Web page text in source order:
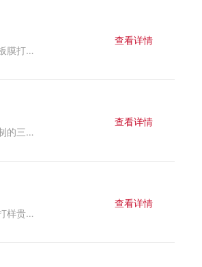
📍广州建博会11.1馆B09 工正智能 ✅ 木纹肌理UV改色机H2513GN（做肌理提溢价） ✅ 智能水性木板上色机RS32SG（省人工少色差） ✅ 高速PVC地板膜打印机PFA16（免制版打样快） 现场真机打样，摸得到的木纹质感，多类智能数码喷印设备，欢迎来喝茶聊方案～
查看详情
2026年7月8-11日，浙江工正智能设备将亮相第二十八届中国广州国际建筑装饰博览会，展位号11.1馆B09。 本次展会工正将展出专为家装建材行业定制的三款核心设备，现场可观看真机打样、触摸肌理效果、交流定制化生产方案，诚邀全球行业同仁莅临交流洽谈。
查看详情
做地板膜、PVC印刷的老板别划走！ 2026上海地材展上，很多老板都在问我们的工正地板膜打印机PFA16，今天给大家介绍下！ 这个设备，帮你解决打样贵、速度慢、色差的问题！ ✅7只京瓷喷头，70m/h高速打印，保障交期 ✅免制版，有效降低打样成本，小单也能接 ✅多材质兼容，PVC/BOPP/PE/PET都能打 ✅水性环保墨水，家装商用出口都能接 ✅新手培训就能上手，不用找老师傅 想要了解更多的，直接联系我！
查看详情